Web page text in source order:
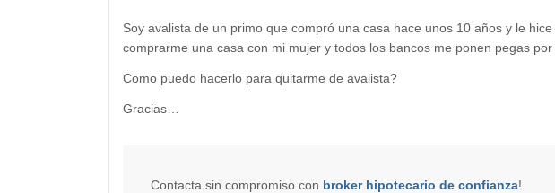
Soy avalista de un primo que compró una casa hace unos 10 años y le
comprarme una casa con mi mujer y todos los bancos me ponen pegas por
Como puedo hacerlo para quitarme de avalista?
Gracias…
Contacta sin compromiso con broker hipotecario de confianza!